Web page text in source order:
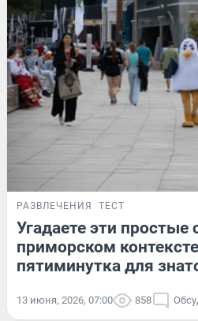
РАЗВЛЕЧЕНИЯ ТЕСТ
Угадаете эти простые
приморском
пятиминутка для
13 июня, 2026, 07:00 858